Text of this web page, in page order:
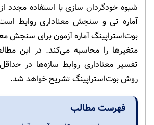
شیوه خودگردان سازی یا استفاده مجدد از
آماره تی و سنجش معناداری روابط
بوت‌استراپینگ آماره آزمون برای سنجش
متغیرها را محاسبه می‌کند. در این
تفسیر معناداری روابط سازه‌ها در
روش بوت‌استراپینگ تشریح خواهد شد.
فهرست مطالب